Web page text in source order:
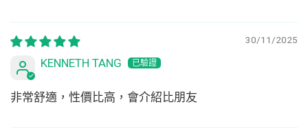
30/11/2025
KENNETH TANG
非常舒適，性價比高，會介紹比朋友